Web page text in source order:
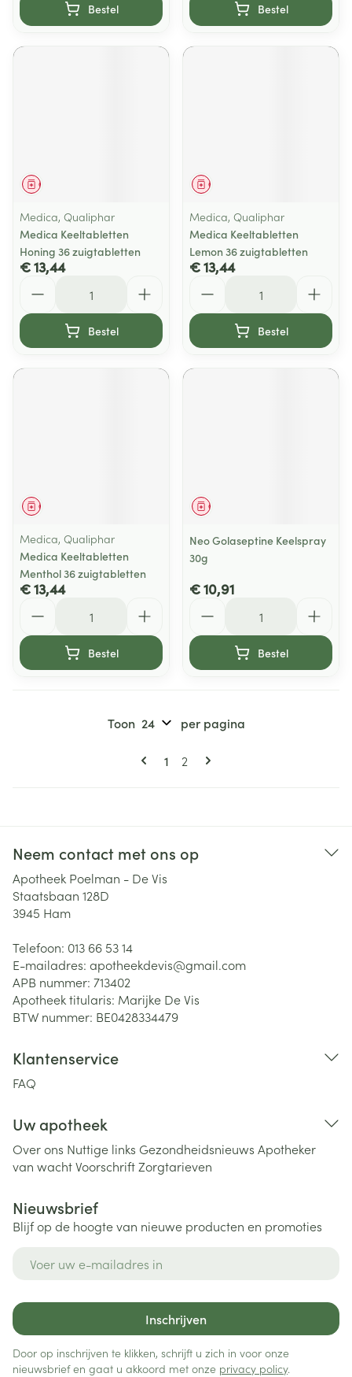
Bestel Bestel
Geneesmiddel
Medica, Qualiphar
Medica Keeltabletten
Honing 36 zuigtabletten
€ 13,44
Bestel
Geneesmiddel
Medica, Qualiphar
Medica Keeltabletten
Lemon 36 zuigtabletten
€ 13,44
Bestel
Geneesmiddel
Medica, Qualiphar
Medica Keeltabletten
Menthol 36 zuigtabletten
€ 13,44
Bestel
Geneesmiddel
Neo Golaseptine Keelspray
30g
€ 10,91
Bestel
Pagina's
U lees momenteel pagina
1 Pagina
2
Toon per pagina
Neem contact met ons op
Apotheek Poelman - De Vis
Staatsbaan 128D
3945 Ham
Telefoon: 013 66 53 14
E-mailadres: apotheekdevis@gmail.com
APB nummer: 713402
Apotheek titularis: Marijke De Vis
BTW nummer: BE0428334479
Klantenservice
FAQ
Uw apotheek
Over ons Nuttige links Gezondheidsnieuws Apotheker
van wachtVoorschriftZorgtarieven
Nieuwsbrief
Blijf op de hoogte van nieuwe producten en promoties
Inschrijven
Door op inschrijven te klikken, schrijft u zich in voor onze
nieuwsbrief en gaat u akkoord met onze privacy policy.